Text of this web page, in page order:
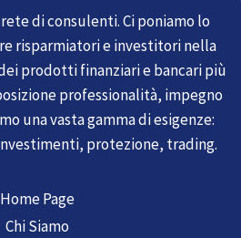
di consulenti. Ci poniamo lo
risparmiatori e investitori nella
prodotti finanziari e bancari più
professionalità, impegno
una vasta gamma di esigenze:
protezione, trading.
Home Page
Chi Siamo